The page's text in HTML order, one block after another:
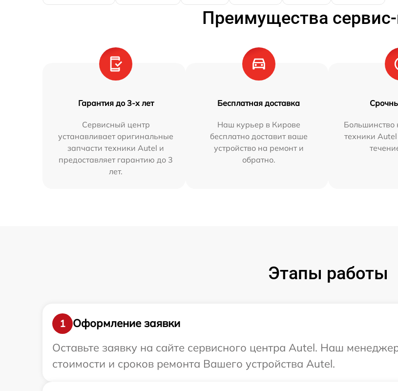
Преимущества
Гарантия до 3-х лет
Сервисный центр
устанавливает оригинальные
запчасти техники Autel и
предоставляет гарантию до 3
лет.
Бесплатная доставка
Наш курьер в Кирове
бесплатно доставит ваше
устройство на ремонт и
обратно.
Большинство
техники
Этапы работы
1
Оформление заявки
Оставьте заявку на сайте сервисного центра Autel. Наш
стоимости и сроков ремонта Вашего устройства Autel.